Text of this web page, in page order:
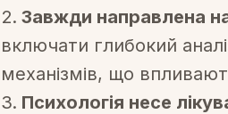
Завжди направлена
включати глибокий
механізмів, що
Психологія несе